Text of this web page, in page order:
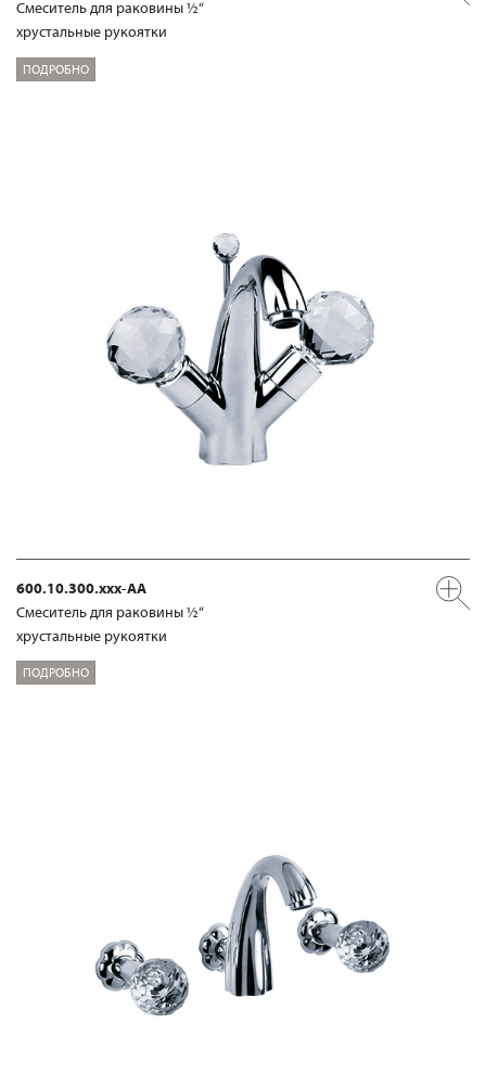
Смеситель для раковины ½“
хрустальные рукоятки
ПОДРОБНО
600.10.300.xxx-AA
Смеситель для раковины ½“
хрустальные рукоятки
ПОДРОБНО